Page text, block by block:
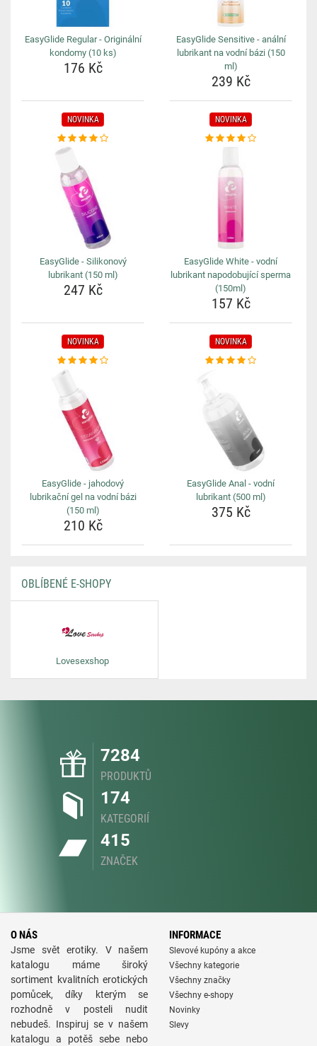
EasyGlide Regular - Originální
kondomy (10 ks)
176 Kč
EasyGlide Sensitive - anální
lubrikant na vodní bázi (150
ml)
239 Kč
NOVINKA
EasyGlide - Silikonový
lubrikant (150 ml)
247 Kč
NOVINKA
EasyGlide White - vodní
lubrikant napodobující sperma
(150ml)
157 Kč
NOVINKA
EasyGlide - jahodový
lubrikační gel na vodní bázi
(150 ml)
210 Kč
NOVINKA
EasyGlide Anal - vodní
lubrikant (500 ml)
375 Kč
OBLÍBENÉ E-SHOPY
Lovesexshop
7284
PRODUKTŮ
174
KATEGORIÍ
415
ZNAČEK
O NÁS
Jsme svět erotiky. V našem
katalogu máme široký
sortiment kvalitních erotických
pomůcek, díky kterým se
rozhodně v posteli nudit
nebudeš. Inspiruj se v našem
katalogu a potěš sebe nebo
INFORMACE
Slevové kupóny a akce
Všechny kategorie
Všechny značky
Všechny e-shopy
Novinky
Slevy